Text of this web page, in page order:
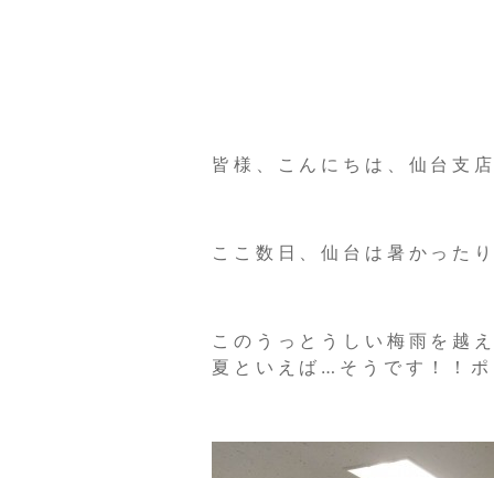
皆様、こんにちは、仙台支
ここ数日、仙台は暑かった
このうっとうしい梅雨を越
夏といえば…そうです！！